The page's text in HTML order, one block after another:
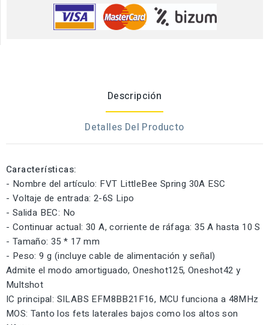
Descripción
Detalles Del Producto
Características:
- Nombre del artículo: FVT LittleBee Spring 30A ESC
- Voltaje de entrada: 2-6S Lipo
- Salida BEC: No
- Continuar actual: 30 A, corriente de ráfaga: 35 A hasta 10 S
- Tamaño: 35 * 17 mm
- Peso: 9 g (incluye cable de alimentación y señal)
Admite el modo amortiguado, Oneshot125, Oneshot42 y
Multshot
IC principal: SILABS EFM8BB21F16, MCU funciona a 48MHz
MOS: Tanto los fets laterales bajos como los altos son